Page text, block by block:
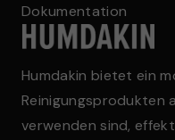
Dokumentation
Humdakin bietet ein
Reinigungsprodukten
verwenden sind,